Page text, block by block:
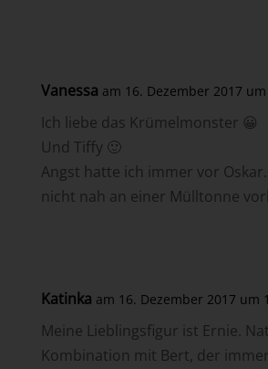
Vanessa am 16. Dezember 2017
Ich liebe das Krümelmonster 😀
Und Tiffy 🙂
Angst hatte ich immer vor
nicht nah an einer Mülltonne
Katinka am 16. Dezember 2017 um
Meine Lieblingsfigur ist Ernie.
Kombination mit Bert, der